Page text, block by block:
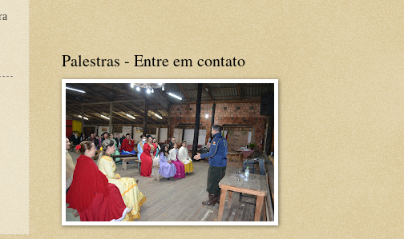
Palestras - Entre em contato